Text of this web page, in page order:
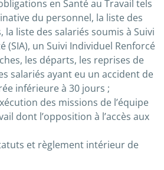
en Santé au Travail tels
du personnel, la liste des
liste des salariés soumis à Suivi
(SIA), un Suivi Individuel Renforcé
les départs, les reprises de
salariés ayant eu un accident de
inférieure à 30 jours ;
des missions de l’équipe
dont l’opposition à l’accès aux
et règlement intérieur de